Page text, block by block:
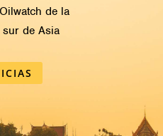
de la
de Asia